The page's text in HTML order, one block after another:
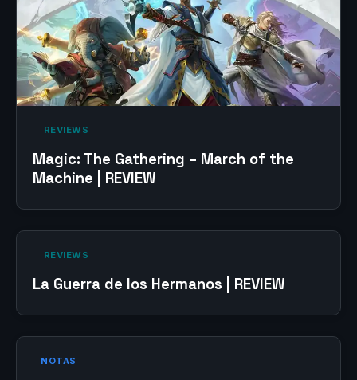
‎ REVIEWS‎
Magic: The Gathering – March of the
Machine | REVIEW
‎ REVIEWS‎
La Guerra de los Hermanos | REVIEW
NOTAS